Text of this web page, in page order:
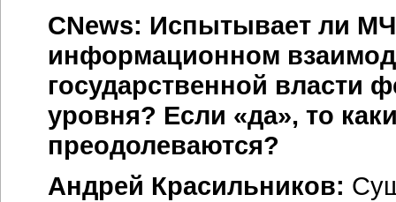
CNews: Испытывает ли
информационном
государственной власти
уровня? Если «да», то
преодолеваются?
Андрей Красильников: